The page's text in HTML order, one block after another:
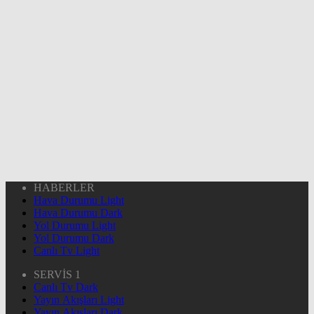
HABERLER
Hava Durumu Light
Hava Durumu Dark
Yol Durumu Light
Yol Durumu Dark
Canlı Tv Light
SERVİS 1
Canlı Tv Dark
Yayın Akışları Light